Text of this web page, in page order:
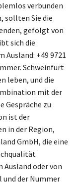
verbunden
sollten Sie die
gefolgt von
sich die
Ausland: +49 9721
Schweinfurt
leben, und die
mit der
Gespräche zu
ist der
in der Region,
GmbH, die eine
Ausland oder von
und der Nummer